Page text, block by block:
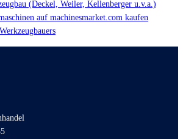
(Deckel, Weiler, Kellenberger u.v.a.)
auf machinesmarket.com kaufen